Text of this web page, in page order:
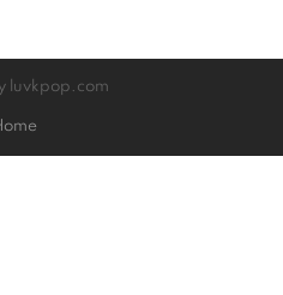
luvkpop.com